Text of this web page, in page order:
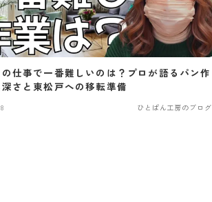
仕事で一番難しいのは？プロが語るパン作
深さと東松戸への移転準備
ひとぱん工房のブログ